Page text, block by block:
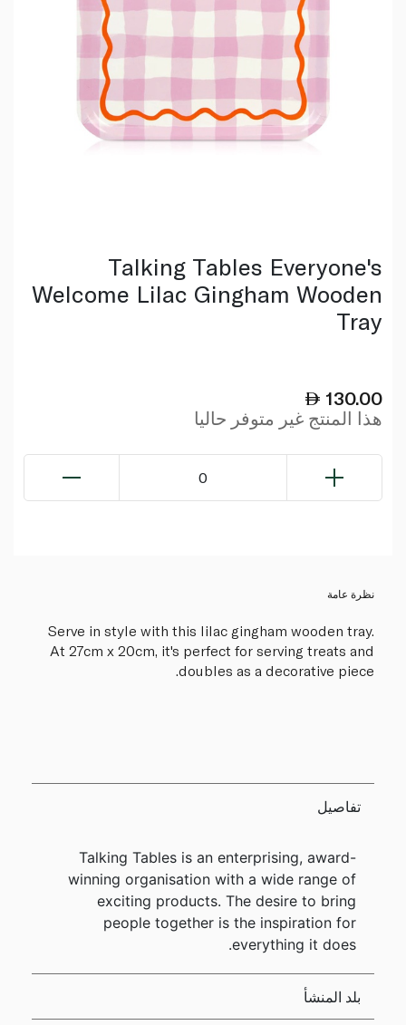
Talking Tables Everyone's
Welcome Lilac Gingham Wooden
Tray
130.00
هذا المنتج غير متوفر حاليا
0
نظرة عامة
Serve in style with this lilac gingham wooden tray.
At 27cm x 20cm, it's perfect for serving treats and
doubles as a decorative piece.
تفاصيل
Talking Tables is an enterprising, award-
winning organisation with a wide range of
exciting products. The desire to bring
people together is the inspiration for
everything it does.
بلد المنشأ